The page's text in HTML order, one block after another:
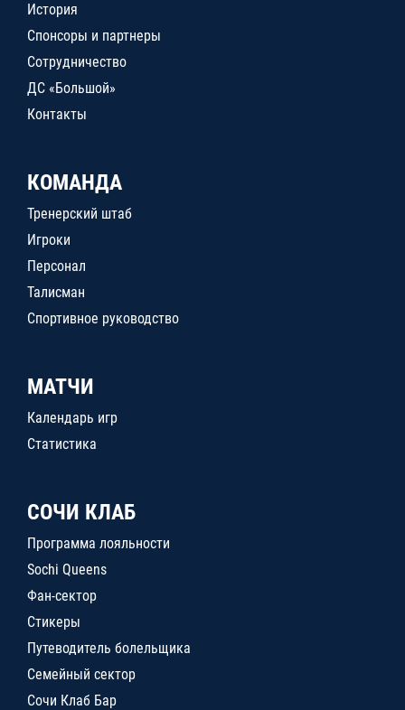
История
Спонсоры и партнеры
Сотрудничество
ДС «Большой»
Контакты
КОМАНДА
Тренерский штаб
Игроки
Персонал
Талисман
Спортивное руководство
МАТЧИ
Календарь игр
Статистика
СОЧИ КЛАБ
Программа лояльности
Sochi Queens
Фан-сектор
Стикеры
Путеводитель болельщика
Семейный сектор
Сочи Клаб Бар